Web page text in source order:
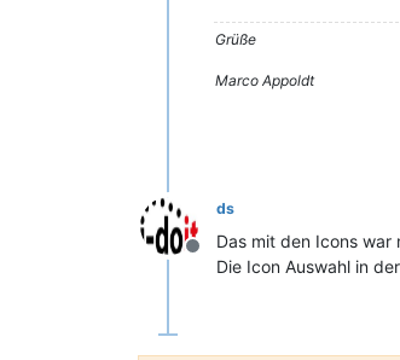
Grüße
Marco Appoldt
Offline
ds
Das mit den Icons
Die Icon Auswahl in